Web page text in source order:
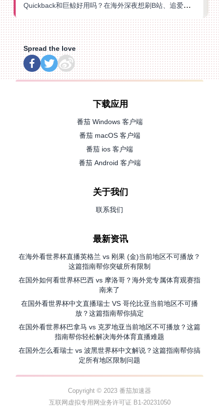
Quickback和巨鲸好用吗？在海外深夜想刷B站、追爱奇艺的你，或许正需要这份答案
Spread the love
下载应用
番茄 Windows 客户端
番茄 macOS 客户端
番茄 ios 客户端
番茄 Android 客户端
关于我们
联系我们
最新资讯
在海外看世界杯直播英格兰 vs 刚果 (金)当前地区不可播放？
这篇指南帮你突破所有限制
在国外如何看世界杯巴西 vs 摩洛哥？海外党专属体育观赛指
南来了
在国外看世界杯中文直播瑞士 VS 哥伦比亚当前地区不可播
放？这篇指南帮你搞定
在国外看世界杯巴拿马 vs 克罗地亚当前地区不可播放？这篇
指南帮你轻松解决海外体育直播难题
在国外怎么看瑞士 vs 波黑世界杯中文解说？这篇指南帮你搞
定所有地区限制问题
Copyright © 2023 番茄加速器
互联网虚拟专用网业务许可证 B1-20231050